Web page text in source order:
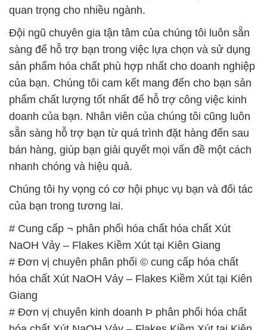
quan trọng cho nhiều ngành.
Đội ngũ chuyên gia tận tâm của chúng tôi luôn sẵn
sàng để hỗ trợ bạn trong việc lựa chọn và sử dụng
sản phẩm hóa chất phù hợp nhất cho doanh nghiệp
của bạn. Chúng tôi cam kết mang đến cho bạn sản
phẩm chất lượng tốt nhất để hỗ trợ công việc kinh
doanh của bạn. Nhân viên của chúng tôi cũng luôn
sẵn sàng hỗ trợ bạn từ quá trình đặt hàng đến sau
bán hàng, giúp bạn giải quyết mọi vấn đề một cách
nhanh chóng và hiệu quả.
Chúng tôi hy vọng có cơ hội phục vụ bạn và đối tác
của bạn trong tương lai.
# Cung cấp ¬ phân phối hóa chất hóa chất Xút
NaOH Vảy – Flakes Kiềm Xút tại Kiên Giang
# Đơn vị chuyên phân phối © cung cấp hóa chất
hóa chất Xút NaOH Vảy – Flakes Kiềm Xút tại Kiên
Giang
# Đơn vị chuyên kinh doanh Þ phân phối hóa chất